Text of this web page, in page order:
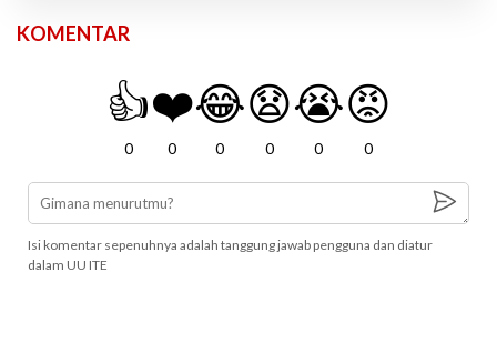
KOMENTAR
👍
0
❤️
0
😂
0
😧
0
😭
0
😡
0
Isi komentar sepenuhnya adalah tanggung jawab pengguna dan diatur
dalam UU ITE